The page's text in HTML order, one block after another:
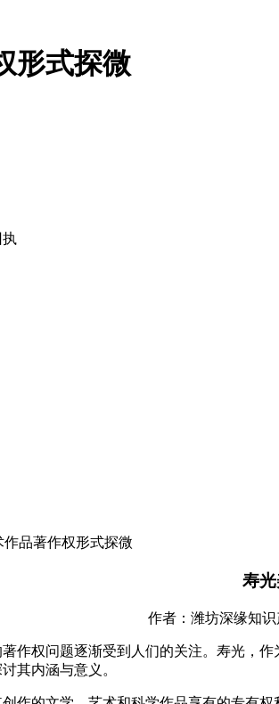
形式探微
作品著作权形式探微
寿
作者：潍坊深缘知识
作权问题逐渐受到人们的关注。寿光，
其内涵与意义。